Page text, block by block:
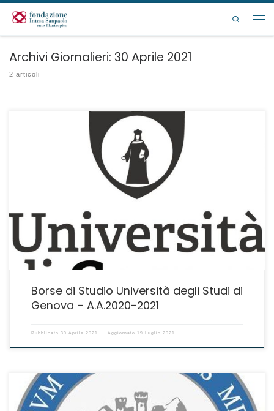
Passa al contenuto
Search
Archivi Giornalieri: 30 Aprile 2021
2 articoli
Scadenza presentazione domande: ore 24:00 del 31 maggio 2021.
Borse di Studio Università degli Studi di
Genova – A.A.2020-2021
Pubblicato 30 Aprile 2021 Aggiornato 19 Luglio 2021